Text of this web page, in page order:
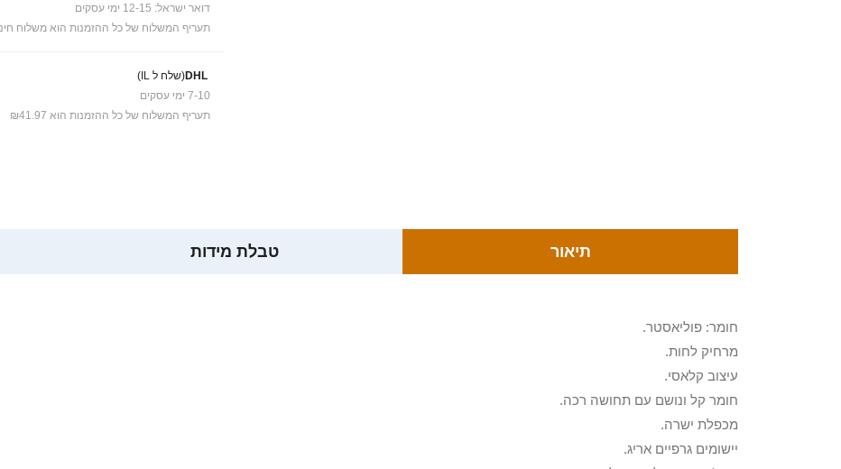
דואר ישראל: 12-15 ימי עסקים
תעריף המשלוח של כל ההזמנות הוא משלוח
DHL(שלח ל IL)
7-10 ימי עסקים
תעריף המשלוח של כל ההזמנות הוא ₪41.97
תיאור טבלת מידות
חומר: פוליאסטר.
מרחיק לחות.
עיצוב קלאסי.
חומר קל ונושם עם תחושה רכה.
מכפלת ישרה.
יישומים גרפיים אריג.